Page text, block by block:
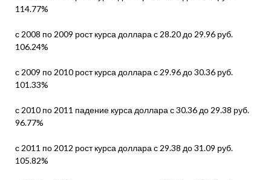
114.77%
с 2008 по 2009 рост курса доллара с 28.20 до 29.96 руб.
106.24%
с 2009 по 2010 рост курса доллара с 29.96 до 30.36 руб.
101.33%
с 2010 по 2011 падение курса доллара с 30.36 до 29.38 руб.
96.77%
с 2011 по 2012 рост курса доллара с 29.38 до 31.09 руб.
105.82%